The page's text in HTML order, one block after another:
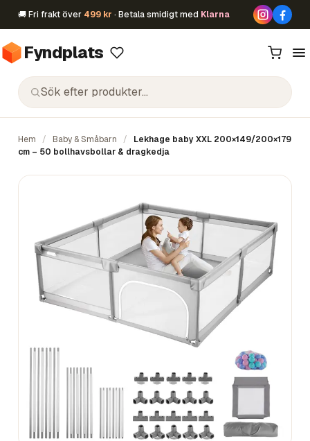
🚚 Fri frakt över 499 kr · Betala smidigt med Klarna
Fyndplats
Hem / Baby & Småbarn /
Lekhage baby XXL 200×149/200×179
cm – 50 bollhavsbollar & dragkedja